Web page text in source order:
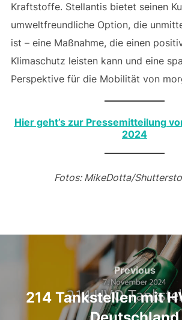
Kraftstoffe. Stellantis bietet seinen
umweltfreundliche Option, die
ist – eine Maßnahme, die einen
Klimaschutz leisten kann und eine
Perspektive für die Mobilität von
Hier geht’s zur Pressemitteilung
2024
Fotos: MikeDotta/
Beitragsnavigation
Previous
Previous
214 Tankstellen mit